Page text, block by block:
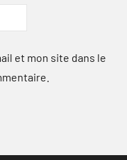
et mon site dans le